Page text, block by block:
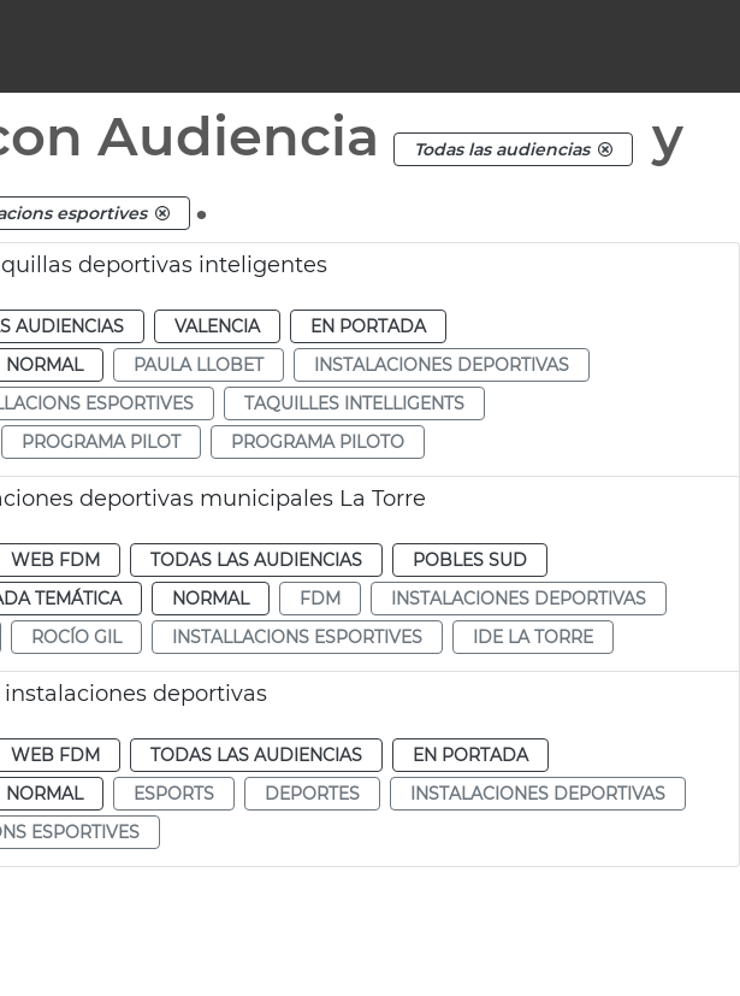
Audiencia Todas las audiencias
y
esportives .
deportivas inteligentes
AUDIENCIAS VALENCIA
EN PORTADA
NORMAL PAULA LLOBET
INSTALACIONES DEPORTIVAS
ESPORTIVES
TAQUILLES INTELLIGENTS
PROGRAMA PILOT PROGRAMA PILOTO
deportivas municipales La Torre
WEB FDM TODAS LAS AUDIENCIAS
POBLES SUD
TEMÁTICA NORMAL FDM
INSTALACIONES DEPORTIVAS
ROCÍO GIL INSTALLACIONS ESPORTIVES IDE LA TORRE
deportivas
WEB FDM TODAS LAS AUDIENCIAS
EN PORTADA
NORMAL ESPORTS DEPORTES
INSTALACIONES DEPORTIVAS
ESPORTIVES